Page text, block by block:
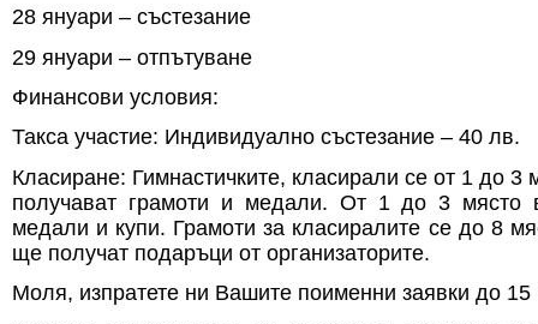
28 януари – състезание
29 януари – отпътуване
Финансови условия:
Такса участие: Индивидуално състезание – 40 лв.
Класиране: Гимнастичките, класирали се от 1 до 3
получават грамоти и медали. От 1 до 3 място
медали и купи. Грамоти за класиралите се до 8
ще получат подаръци от организаторите.
Моля, изпратете ни Вашите поименни заявки до 15